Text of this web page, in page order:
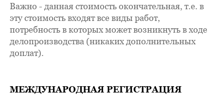
Важно - данная стоимость окончательная, т.е. в
эту стоимость входят все виды работ,
потребность в которых может возникнуть в ходе
делопроизводства (никаких дополнительных
доплат).
МЕЖДУНАРОДНАЯ РЕГИСТРАЦИЯ